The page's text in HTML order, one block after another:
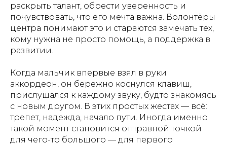
раскрыть талант, обрести уверенность и
почувствовать, что его мечта важна. Волонтёры
центра понимают это и стараются замечать тех,
кому нужна не просто помощь, а поддержка в
развитии.
Когда мальчик впервые взял в руки
аккордеон, он бережно коснулся клавиш,
прислушался к каждому звуку, будто знакомясь
с новым другом. В этих простых жестах — всё:
трепет, надежда, начало пути. Иногда именно
такой момент становится отправной точкой
для чего-то большого — для первого